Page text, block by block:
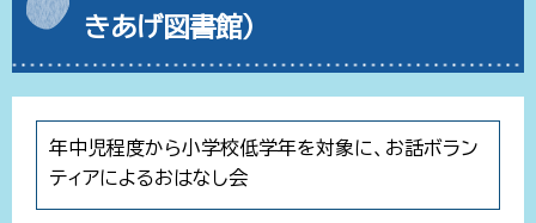
きあげ図書館）
年中児程度から小学校低学年を対象に、お話ボラン
ティアによるおはなし会